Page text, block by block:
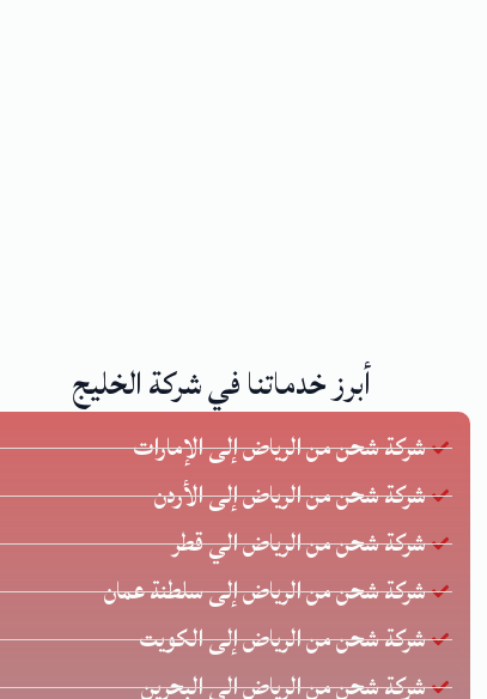
أبرز خدماتنا في شركة الخليج
شركة شحن من الرياض إلى الإمارات
شركة شحن من الرياض إلى الأردن
شركة شحن من الرياض الي قطر
شركة شحن من الرياض إلى سلطنة عمان
شركة شحن من الرياض إلى الكويت
شركة شحن من الرياض الي البحرين